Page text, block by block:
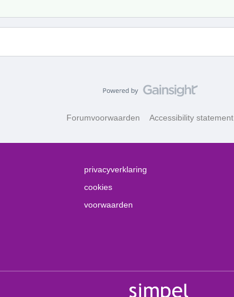
Forumvoorwaarden Accessibility statement
privacyverklaring
cookies
voorwaarden